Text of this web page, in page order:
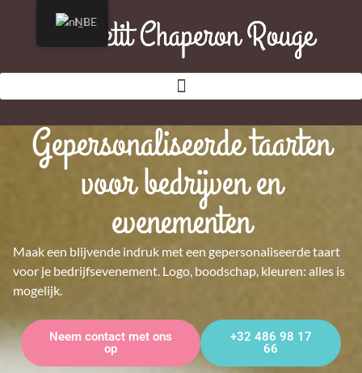
Gepersonaliseerde taarten
voor bedrijven en
evenementen
Maak een blijvende indruk met een gepersonaliseerde taart
voor je bedrijfsevenement. Logo, boodschap, kleuren: alles is
mogelijk.
Neem contact met ons
op
+32 486 98 17
66
NL